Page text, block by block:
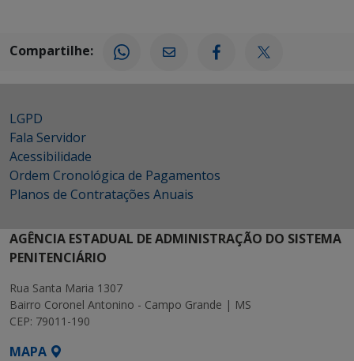
Compartilhe:
LGPD
Fala Servidor
Acessibilidade
Ordem Cronológica de Pagamentos
Planos de Contratações Anuais
AGÊNCIA ESTADUAL DE ADMINISTRAÇÃO DO SISTEMA
PENITENCIÁRIO
Rua Santa Maria 1307
Bairro Coronel Antonino - Campo Grande | MS
CEP: 79011-190
MAPA